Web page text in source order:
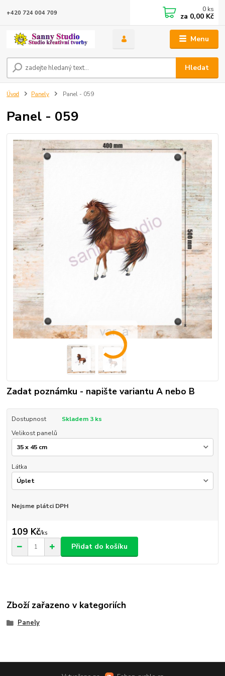
Menu
Hledat
+420 724 004 709 0 ks
za 0,00 Kč
Úvod Panely Panel - 059
Panel - 059
Zadat poznámku - napište variantu A nebo B
Dostupnost
Skladem 3 ks
Velikost panelů
Látka
Nejsme plátci DPH
109 Kč/ks
Přidat do košíku
Zboží zařazeno v kategoriích
Panely